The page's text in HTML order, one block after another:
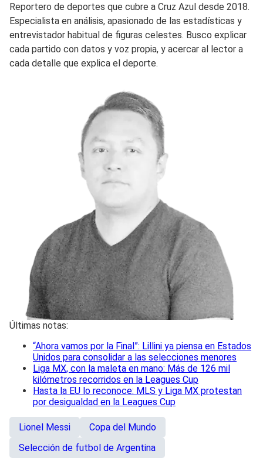
Reportero de deportes que cubre a Cruz Azul desde 2018.
Especialista en análisis, apasionado de las estadísticas y
entrevistador habitual de figuras celestes. Busco explicar
cada partido con datos y voz propia, y acercar al lector a
cada detalle que explica el deporte.
Últimas notas:
“Ahora vamos por la Final”: Lillini ya piensa en Estados
Unidos para consolidar a las selecciones menores
Liga MX, con la maleta en mano: Más de 126 mil
kilómetros recorridos en la Leagues Cup
Hasta la EU lo reconoce: MLS y Liga MX protestan
por desigualdad en la Leagues Cup
Lionel Messi
Copa del Mundo
Selección de futbol de Argentina